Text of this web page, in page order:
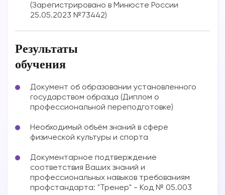
(Зарегистрировано в Минюсте России
25.05.2023 №73442)
Результаты
обучения
Документ об образовании установленного
государством образца (Диплом о
профессиональной переподготовке)
Необходимый объём знаний в сфере
физической культуры и спорта
Документарное подтверждение
соответствия Ваших знаний и
профессиональных навыков требованиям
профстандарта: "Тренер" - Код № 05.003